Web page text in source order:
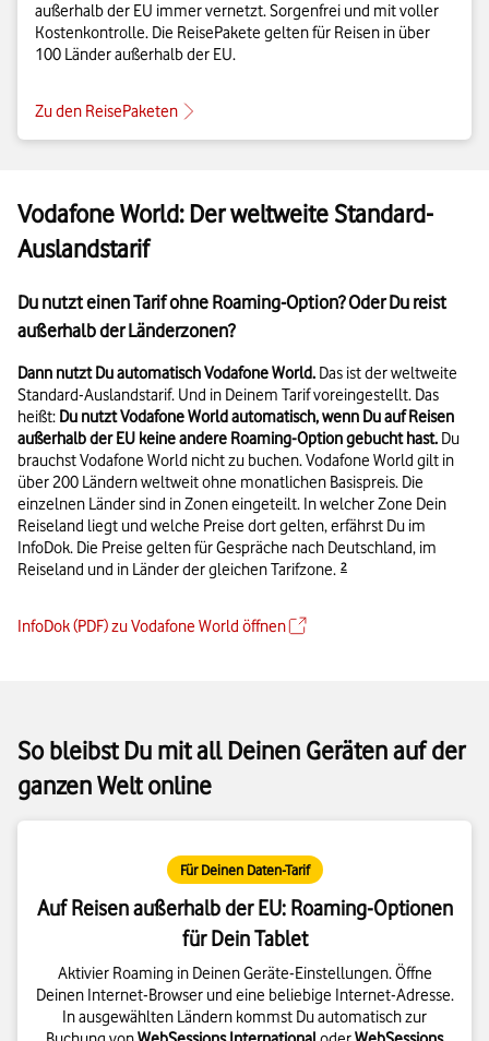
außerhalb der EU immer vernetzt. Sorgenfrei und mit voller
Kostenkontrolle. Die ReisePakete gelten für Reisen in über
100 Länder außerhalb der EU.
Zu den ReisePaketen
Vodafone World: Der weltweite Standard-
Auslandstarif
Du nutzt einen Tarif ohne Roaming-Option? Oder Du reist
außerhalb der Länderzonen?
Dann nutzt Du automatisch Vodafone World. Das ist der weltweite
Standard-Auslandstarif. Und in Deinem Tarif voreingestellt. Das
heißt: Du nutzt Vodafone World automatisch, wenn Du auf Reisen
außerhalb der EU keine andere Roaming-Option gebucht hast. Du
brauchst Vodafone World nicht zu buchen. Vodafone World gilt in
über 200 Ländern weltweit ohne monatlichen Basispreis. Die
einzelnen Länder sind in Zonen eingeteilt. In welcher Zone Dein
Reiseland liegt und welche Preise dort gelten, erfährst Du im
InfoDok. Die Preise gelten für Gespräche nach Deutschland, im
Reiseland und in Länder der gleichen Tarifzone. 2Details zur Fußnote
InfoDok (PDF) zu Vodafone World öffnen
So bleibst Du mit all Deinen Geräten auf der
ganzen Welt online
Für Deinen Daten-Tarif
Auf Reisen außerhalb der EU: Roaming-Optionen
für Dein Tablet
Aktivier Roaming in Deinen Geräte-Einstellungen. Öffne
Deinen Internet-Browser und eine beliebige Internet-Adresse.
In ausgewählten Ländern kommst Du automatisch zur